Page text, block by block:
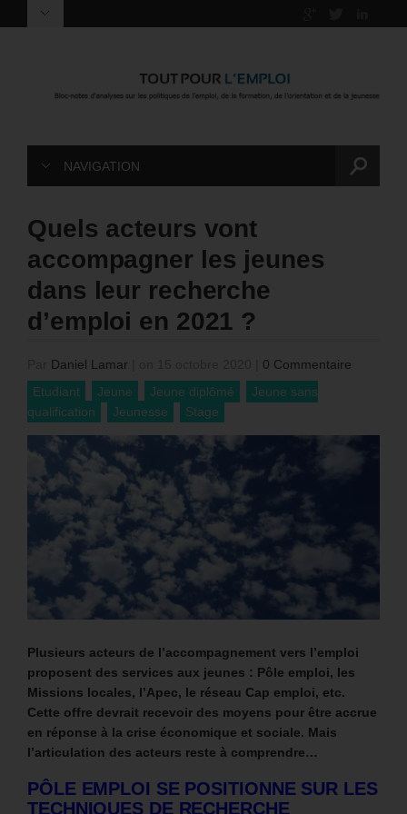
NAVIGATION
Quels acteurs vont
accompagner les jeunes
dans leur recherche
d’emploi en 2021 ?
Daniel Lamar
0 Commentaire
Etudiant
Jeune Jeune diplômé
Jeune sans
qualification
Jeunesse Stage
Plusieurs acteurs de l’accompagnement vers l’emploi
proposent des services aux jeunes : Pôle emploi, les
Missions locales, l’Apec, le réseau Cap emploi, etc.
Cette offre devrait recevoir des moyens pour être accrue
en réponse à la crise économique et sociale. Mais
l’articulation des acteurs reste à comprendre…
PÔLE EMPLOI SE POSITIONNE SUR LES
TECHNIQUES DE RECHERCHE